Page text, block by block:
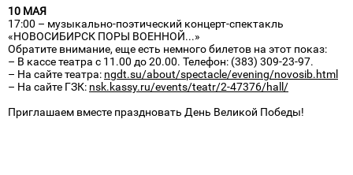
10 МАЯ
17:00 – музыкально-поэтический концерт-спектакль
«НОВОСИБИРСК ПОРЫ ВОЕННОЙ...»
Обратите внимание, еще есть немного билетов на этот показ:
– В кассе театра с 11.00 до 20.00. Телефон: (383) 309-23-97.
– На сайте театра: ngdt.su/about/spectacle/evening/novosib.html
– На сайте ГЗК: nsk.kassy.ru/events/teatr/2-47376/hall/
Приглашаем вместе праздновать День Великой Победы!